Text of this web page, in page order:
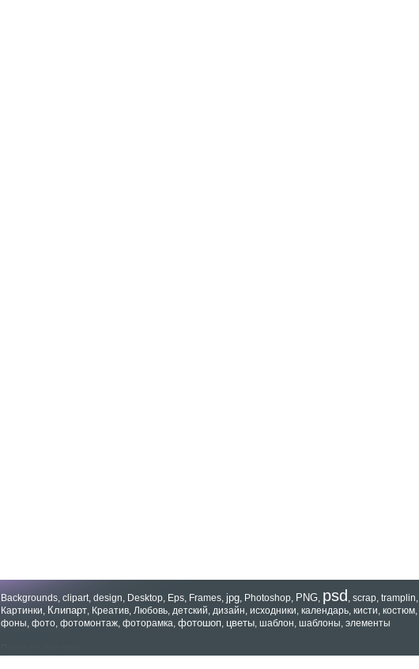
Backgrounds, clipart, design, Desktop, Eps, Frames, jpg, Photoshop, PNG, psd , scrap, tramplin,
Картинки, Клипарт, Креатив, Любовь, детский, дизайн, исходники, календарь, кисти, костюм,
фоны, фото, фотомонтаж, фоторамка, фотошоп, цветы, шаблон, шаблоны, элементы